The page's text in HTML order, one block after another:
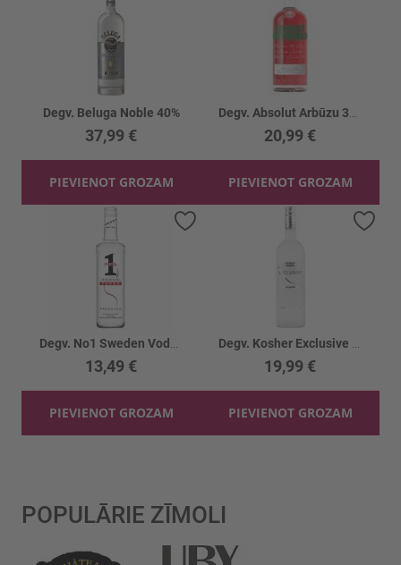
Degv. Beluga Noble 40%
37,99 €
PIEVIENOT GROZAM
20,99 €
PIEVIENOT GROZAM
13,49 €
PIEVIENOT GROZAM
Pievienot vēlmju sarakstam
19,99 €
PIEVIENOT GROZAM
POPULĀRIE ZĪMOLI